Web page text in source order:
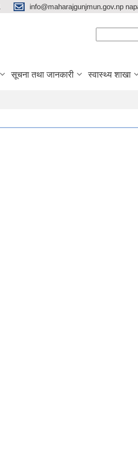
info@maharajgunjmun.gov.np
सूचना तथा जानकारी स्वास्थ्य शाखा